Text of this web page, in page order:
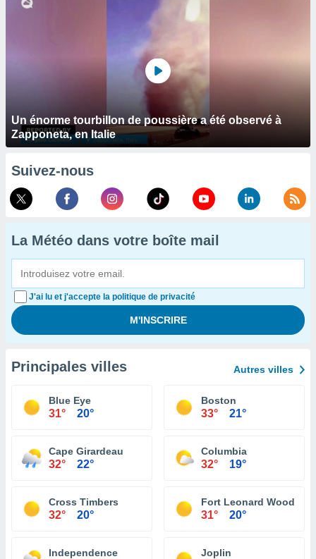
Un énorme tourbillon de poussière a été observé à
Zapponeta, en Italie
Suivez-nous
La Météo dans votre boîte mail
J'ai lu et j'accepte la politique de privacité
Principales villes Autres villes
Blue Eye
31° 20°
Boston
33° 21°
Cape Girardeau
32° 22°
Columbia
32° 19°
Cross Timbers
32° 20°
Fort Leonard Wood
31° 20°
Independence Joplin